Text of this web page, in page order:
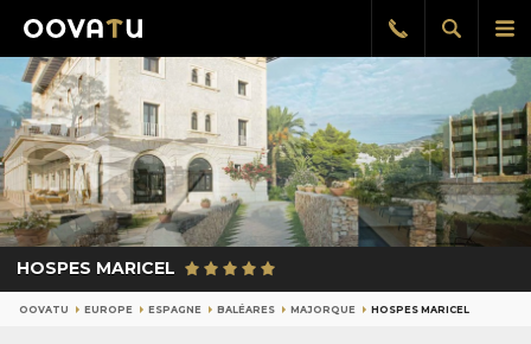
le
Afficher
la
Rappel
gratuit
HOSPES MARICEL
OOVATU EUROPE ESPAGNE BALÉARES MAJORQUE HOSPES MARICEL